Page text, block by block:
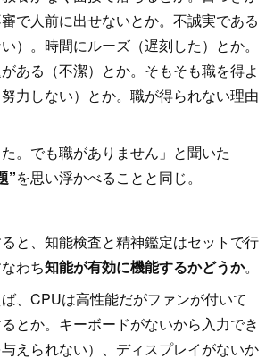
で人前に出せないとか。不誠実である
）。時間にルーズ（遅刻した）とか。
ある（不潔）とか。そもそも職を得よ
力しない）とか。職が得られない理由
。でも職がありません」と聞いた
”を思い浮かべることと同じ。
と、知能検査と精神鑑定はセットで行
わち知能が有効に機能するかどうか。
、CPUは高性能だがファンが付いて
とか。キーボードがないから入力でき
えられない）、ディスプレイがないか